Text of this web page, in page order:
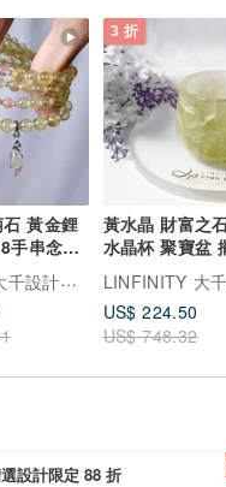
黃金鋰
手串念珠
物
LINFINITY 大千設計無限創藝
3 折
黃水晶 財富之
水晶杯 聚寶盆
鎮 收藏 單品 禮
US$ 224.50
US$ 748.32
設計限定 88 折